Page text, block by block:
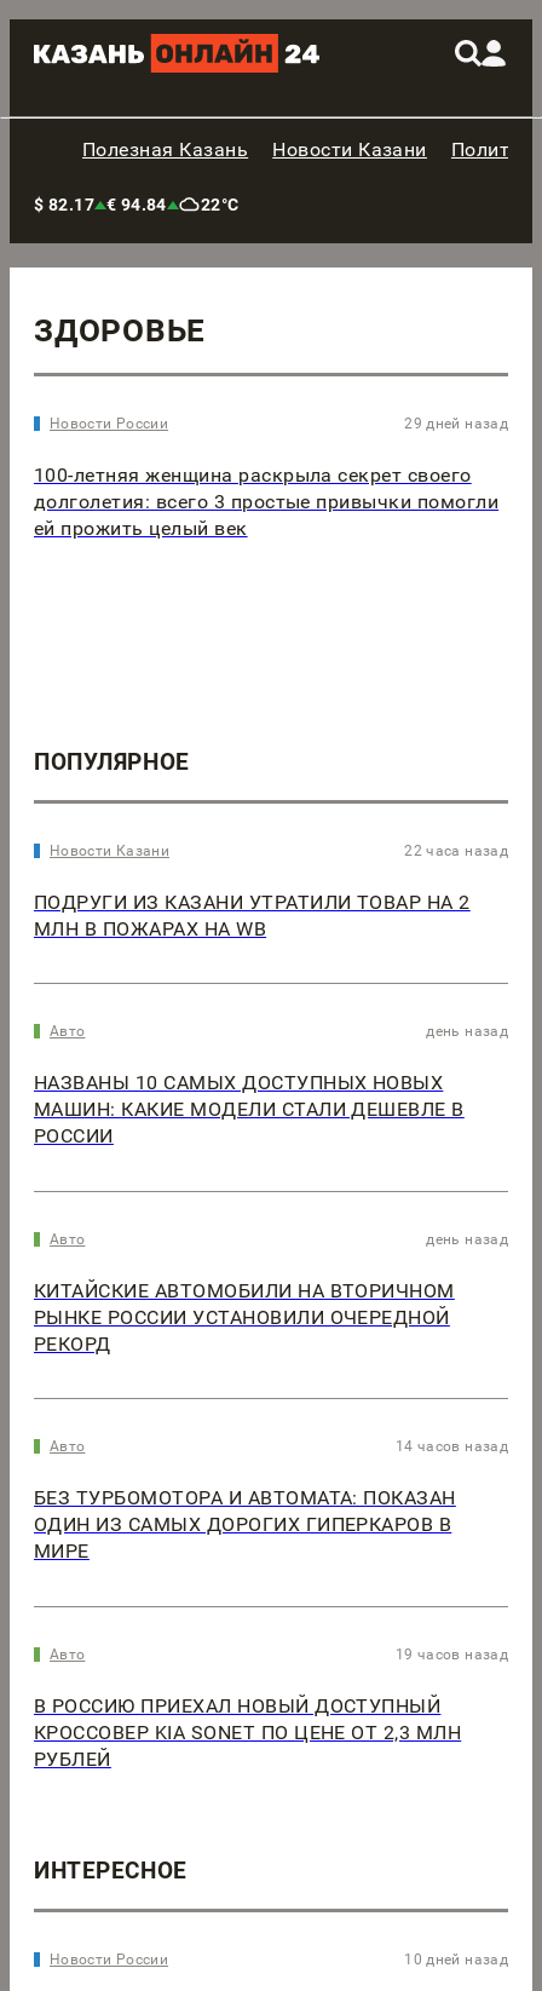
Полезная Казань Новости Казани
$ 82.17 € 94.84 22°C
ЗДОРОВЬЕ
Новости России 29 дней назад
100-летняя женщина раскрыла секрет своего
долголетия: всего 3 простые привычки помогли
ей прожить целый век
ПОПУЛЯРНОЕ
Новости Казани 22 часа назад
ПОДРУГИ ИЗ КАЗАНИ УТРАТИЛИ ТОВАР НА 2
МЛН В ПОЖАРАХ НА WB
Авто день назад
НАЗВАНЫ 10 САМЫХ ДОСТУПНЫХ НОВЫХ
МАШИН: КАКИЕ МОДЕЛИ СТАЛИ ДЕШЕВЛЕ В
РОССИИ
Авто день назад
КИТАЙСКИЕ АВТОМОБИЛИ НА ВТОРИЧНОМ
РЫНКЕ РОССИИ УСТАНОВИЛИ ОЧЕРЕДНОЙ
РЕКОРД
Авто 14 часов назад
БЕЗ ТУРБОМОТОРА И АВТОМАТА: ПОКАЗАН
ОДИН ИЗ САМЫХ ДОРОГИХ ГИПЕРКАРОВ В
МИРЕ
Авто 19 часов назад
В РОССИЮ ПРИЕХАЛ НОВЫЙ ДОСТУПНЫЙ
КРОССОВЕР KIA SONET ПО ЦЕНЕ ОТ 2,3 МЛН
РУБЛЕЙ
ИНТЕРЕСНОЕ
Новости России 10 дней назад